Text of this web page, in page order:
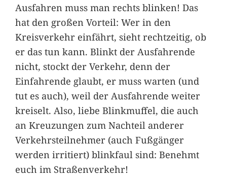
Ausfahren muss man rechts blinken! Das
hat den großen Vorteil: Wer in den
Kreisverkehr einfährt, sieht rechtzeitig, ob
er das tun kann. Blinkt der Ausfahrende
nicht, stockt der Verkehr, denn der
Einfahrende glaubt, er muss warten (und
tut es auch), weil der Ausfahrende weiter
kreiselt. Also, liebe Blinkmuffel, die auch
an Kreuzungen zum Nachteil anderer
Verkehrsteilnehmer (auch Fußgänger
werden irritiert) blinkfaul sind: Benehmt
euch im Straßenverkehr!